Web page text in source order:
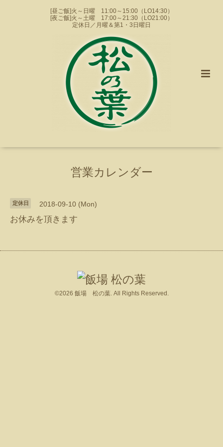
[昼ご飯]火～日曜 11:00～15:00（LO14:30）
[夜ご飯]火～土曜 17:00～21:30（LO21:00）
定休日／月曜＆第1・3日曜日
営業カレンダー
定休日 2018-09-10 (Mon)
お休みを頂きます
©2026 飯場 松の葉. All Rights Reserved.